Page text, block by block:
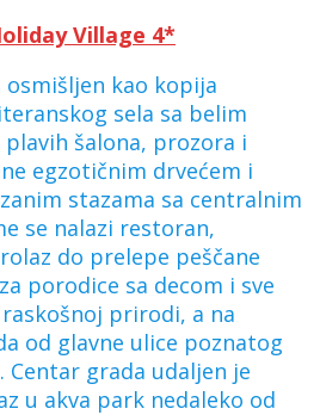
Village 4*
kao kopija
sela sa belim
šalona, prozora i
egzotičnim drvećem i
stazama sa centralnim
se nalazi restoran,
do prelepe peščane
porodice sa decom i sve
prirodi, a na
od glavne ulice poznatog
Centar grada udaljen je
u akva park nedaleko od